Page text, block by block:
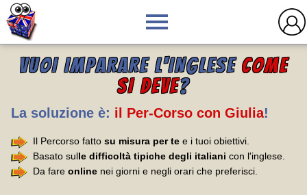
VUOI IMPARARE L'INGLESE COME
SI DEVE?
La soluzione è: il Per-Corso con Giulia!
Il Percorso fatto su misura per te e i tuoi obiettivi.
Basato sulle difficoltà tipiche degli italiani con l'inglese.
Da fare online nei giorni e negli orari che preferisci.